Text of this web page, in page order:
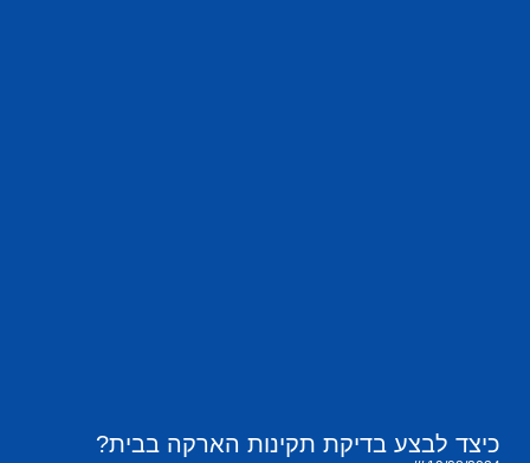
כיצד לבצע בדיקת תקינות הארקה בבית?